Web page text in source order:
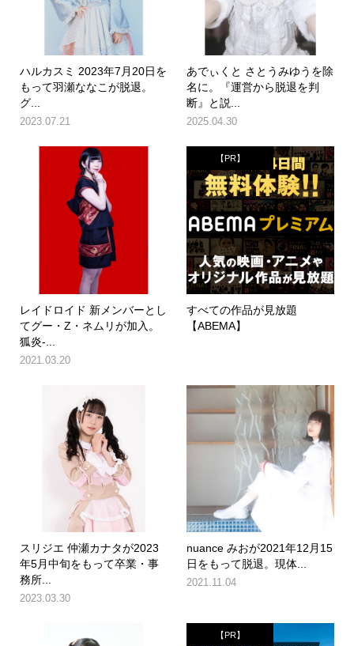
ハルカスミ 2023年7月20日を
もって羽瀬ななこが脱退。
グ...
2023.07.21
あでぃくと さとうみゆうを除
名に。『運営から脱退を判
断』と説...
2025.04.30
レイドロイド 新メンバーとし
てグー・Z・ネムリが加入。
狐炎-...
2021.03.20
【PR】
すべての作品が見放題
【ABEMA】
スリジエ 仲瀬カナタが2023
年5月中旬をもって卒業・事
務所...
2023.03.30
nuance みおが2021年12月15
日をもって脱退。現体...
2021.11.04
【PR】